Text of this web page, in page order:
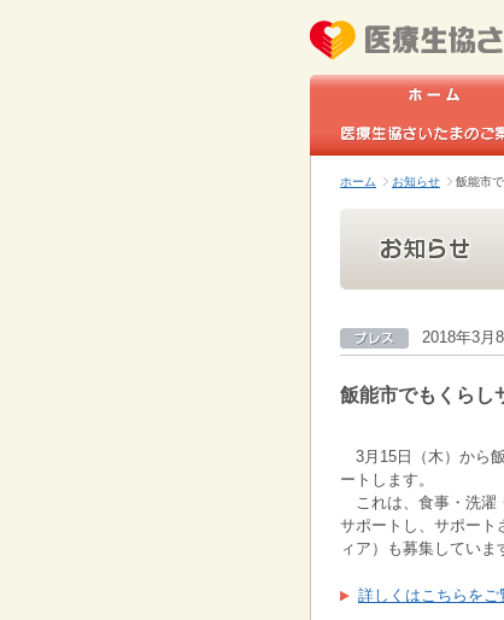
ホーム お知らせ 飯能市
2018年3月8
飯能市でもくらし
3月15日（木）から
ートします。
これは、食事・洗濯
サポートし、サポート
ィア）も募集していま
詳しくはこちらをご